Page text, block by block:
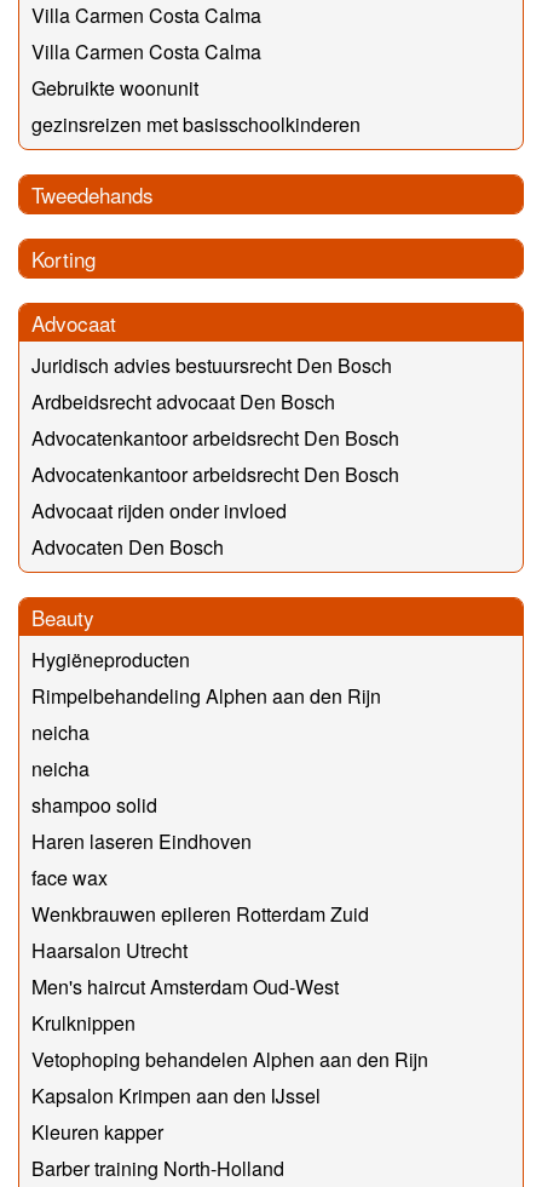
Villa Carmen Costa Calma
Villa Carmen Costa Calma
Gebruikte woonunit
gezinsreizen met basisschoolkinderen
Tweedehands
Korting
Advocaat
Juridisch advies bestuursrecht Den Bosch
Ardbeidsrecht advocaat Den Bosch
Advocatenkantoor arbeidsrecht Den Bosch
Advocatenkantoor arbeidsrecht Den Bosch
Advocaat rijden onder invloed
Advocaten Den Bosch
Beauty
Hygiëneproducten
Rimpelbehandeling Alphen aan den Rijn
neicha
neicha
shampoo solid
Haren laseren Eindhoven
face wax
Wenkbrauwen epileren Rotterdam Zuid
Haarsalon Utrecht
Men's haircut Amsterdam Oud-West
Krulknippen
Vetophoping behandelen Alphen aan den Rijn
Kapsalon Krimpen aan den IJssel
Kleuren kapper
Barber training North-Holland